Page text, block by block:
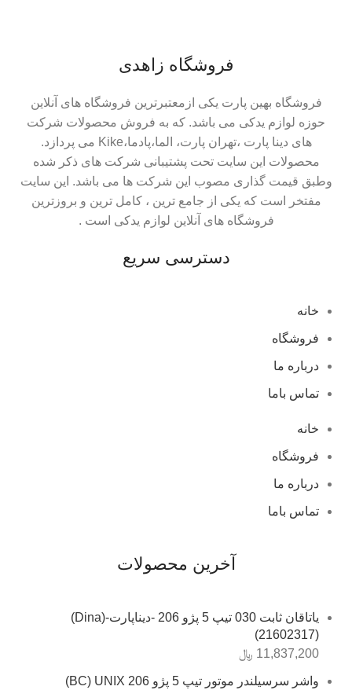
فروشگاه زاهدی
فروشگاه بهین پارت یکی ازمعتبرترین فروشگاه های آنلاین
حوزه لوازم یدکی می باشد. که به فروش محصولات شرکت
های دینا پارت ،تهران پارت، الما،پادما،Kike می پردازد.
محصولات این سایت تحت پشتیبانی شرکت های ذکر شده
وطبق قیمت گذاری مصوب این شرکت ها می باشد. این سایت
مفتخر است که یکی از جامع ترین ، کامل ترین و بروزترین
فروشگاه های آنلاین لوازم یدکی است .
دسترسی سریع
خانه
فروشگاه
درباره ما
تماس باما
خانه
فروشگاه
درباره ما
تماس باما
آخرین محصولات
یاتاقان ثابت 030 تیپ 5 پژو 206 -دیناپارت-(Dina)
(21602317)
11,837,200 ﷼
واشر سرسیلندر موتور تیپ 5 پژو 206 BC) UNIX)